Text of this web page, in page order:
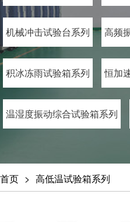
机械冲击试验台系列 高频
积冰冻雨试验箱系列 恒加
温湿度振动综合试验箱系列
首页 高低温试验箱系列